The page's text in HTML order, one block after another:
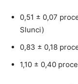
0,51 ± 0,07
Slunci)
0,83 ± 0,18
1,10 ± 0,40